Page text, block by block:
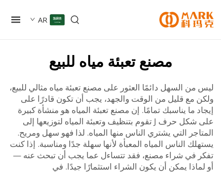
AR
مصنع تعبئة مياه للبيع
السهل دائمًا العثور على مصنع تعبئة مياه مثالي للبيع،
مع قليل من الوقت والجهد، يجب أن تكون قادرًا على
ما يناسبك تمامًا. إن مصنع تعبئة المياه هو منشأة كبيرة
على شكل حرف J تقوم بتنظيف وتعبئة المياه لتوزيعها إلى
التي يشتري الناس منها المياه. لذا فهو سهل ومريح.
الناس المياه المعبأة لأنها سهلة جدًا ومناسبة. إذا كنت
في شراء مصنع، فقد تتساءل عما يجب أن تبحث عنه —
يمكن أن يكون الشراء استثمارًا جيدًا. في